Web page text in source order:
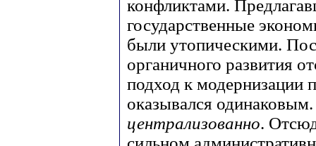
конфликтами.
государственные
были утопическими.
органичного развития
подход к модернизации
оказывался
централизованно.